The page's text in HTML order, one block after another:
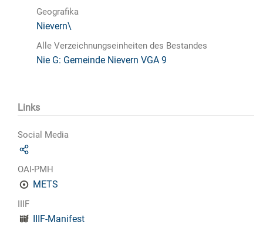
Geografika
Nievern\
Alle Verzeichnungseinheiten des Bestandes
Nie G: Gemeinde Nievern VGA 9
Links
Social Media
OAI-PMH
METS
IIIF
IIIF-Manifest